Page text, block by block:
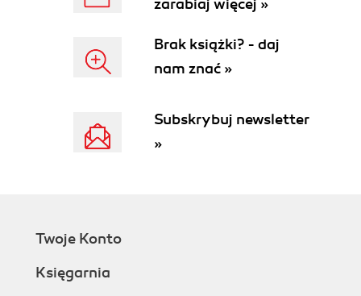
zarabiaj więcej »
Brak książki? - daj
nam znać »
Subskrybuj newsletter
»
Twoje Konto
Księgarnia